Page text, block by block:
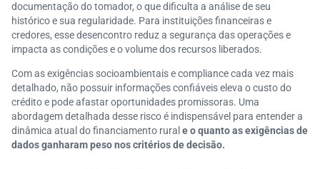
documentação do tomador, o que dificulta a análise de seu
histórico e sua regularidade. Para instituições financeiras e
credores, esse desencontro reduz a segurança das operações e
impacta as condições e o volume dos recursos liberados.
Com as exigências socioambientais e compliance cada vez mais
detalhado, não possuir informações confiáveis eleva o custo do
crédito e pode afastar oportunidades promissoras. Uma
abordagem detalhada desse risco é indispensável para entender a
dinâmica atual do financiamento rural e o quanto as exigências de
dados ganharam peso nos critérios de decisão.